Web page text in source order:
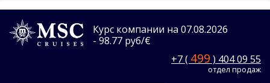
Курс компании на 07.08.2026
- 98.77 руб/€
+7 ( 499 ) 404 09 55
отдел продаж